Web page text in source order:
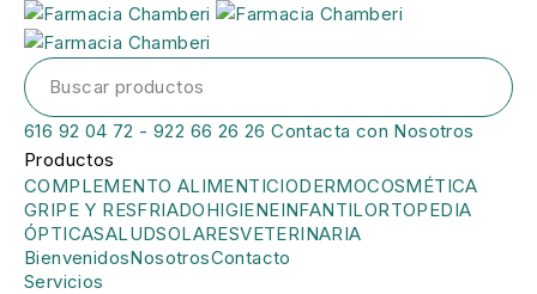
616 92 04 72 - 922 66 26 26 Contacta con Nosotros
Productos
COMPLEMENTO ALIMENTICIODERMOCOSMÉTICA
GRIPE Y RESFRIADOHIGIENEINFANTILORTOPEDIA
ÓPTICASALUDSOLARESVETERINARIA
BienvenidosNosotrosContacto
Servicios